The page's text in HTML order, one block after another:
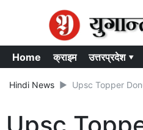
Home क्राइम उत्तरप्रदेश ▾
Hindi News Upsc Topper